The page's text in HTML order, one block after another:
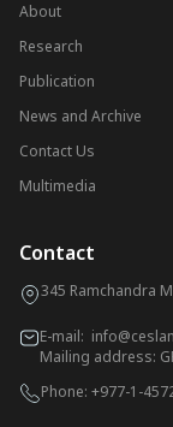
About
Research
Publication
News and Archive
Contact Us
Multimedia
Contact
345 Ramchandra
E-mail:
Mailing address:
Phone: +977-1-